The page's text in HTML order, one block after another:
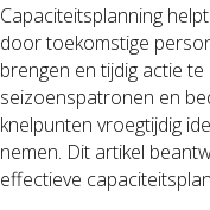
Capaciteitsplanning
door toekomstige
brengen en tijdig actie
seizoenspatronen en
knelpunten vroegtijdig
nemen. Dit artikel
effectieve